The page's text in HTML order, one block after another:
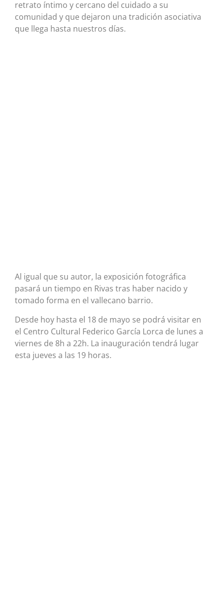
retrato íntimo y cercano del cuidado a su
comunidad y que dejaron una tradición asociativa
que llega hasta nuestros días.
Al igual que su autor, la exposición fotográfica
pasará un tiempo en Rivas tras haber nacido y
tomado forma en el vallecano barrio.
Desde hoy hasta el 18 de mayo se podrá visitar en
el Centro Cultural Federico García Lorca de lunes a
viernes de 8h a 22h. La inauguración tendrá lugar
esta jueves a las 19 horas.